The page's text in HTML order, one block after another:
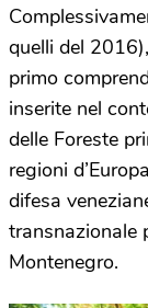
quelli del
primo
inserite nel
delle Foreste
regioni
difesa
transnazionale
Montenegro.